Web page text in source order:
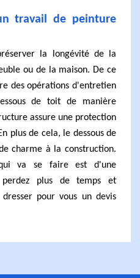
travail de peinture
la longévité de la
ou de la maison. De ce
des opérations d'entretien
de toit de manière
assure une protection
plus de cela, le dessous de
charme à la construction.
va se faire est d'une
plus de temps et
pour vous un devis